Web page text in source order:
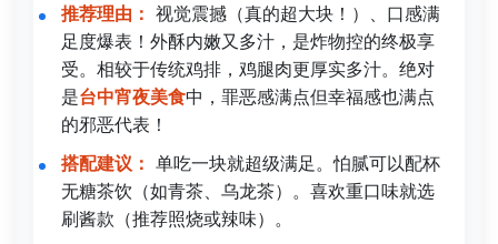
推荐理由： 视觉震撼（真的超大块！）、口感满
足度爆表！外酥内嫩又多汁，是炸物控的终极享
受。相较于传统鸡排，鸡腿肉更厚实多汁。绝对
是台中宵夜美食中，罪恶感满点但幸福感也满点
的邪恶代表！
搭配建议： 单吃一块就超级满足。怕腻可以配杯
无糖茶饮（如青茶、乌龙茶）。喜欢重口味就选
刷酱款（推荐照烧或辣味）。